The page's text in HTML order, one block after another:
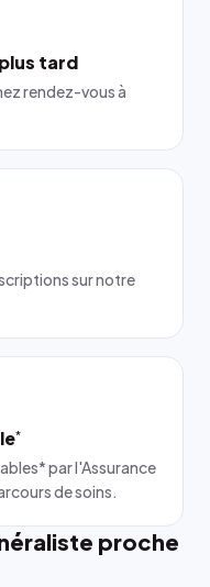
tard
rendez-vous à
sur notre
*
par l'Assurance
de soins.
proche